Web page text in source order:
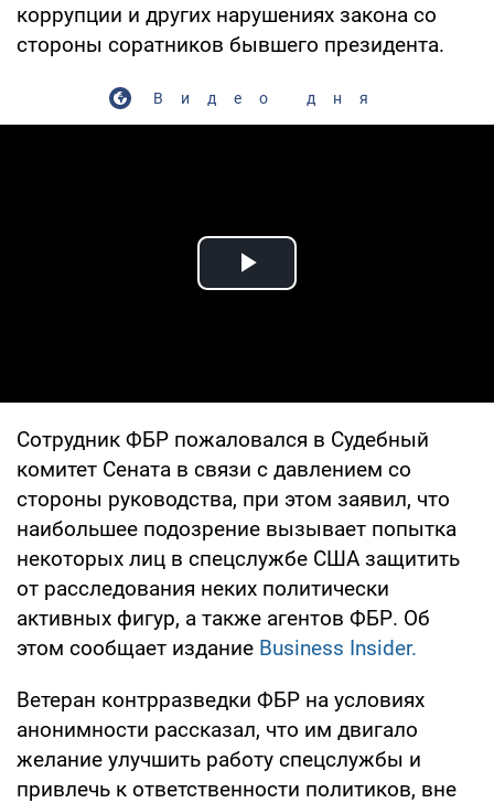
коррупции и других нарушениях закона со
стороны соратников бывшего президента.
Видео дня
Play Video
Сотрудник ФБР пожаловался в Судебный
комитет Сената в связи с давлением со
стороны руководства, при этом заявил, что
наибольшее подозрение вызывает попытка
некоторых лиц в спецслужбе США защитить
от расследования неких политически
активных фигур, а также агентов ФБР. Об
этом сообщает издание Business Insider.
Ветеран контрразведки ФБР на условиях
анонимности рассказал, что им двигало
желание улучшить работу спецслужбы и
привлечь к ответственности политиков, вне